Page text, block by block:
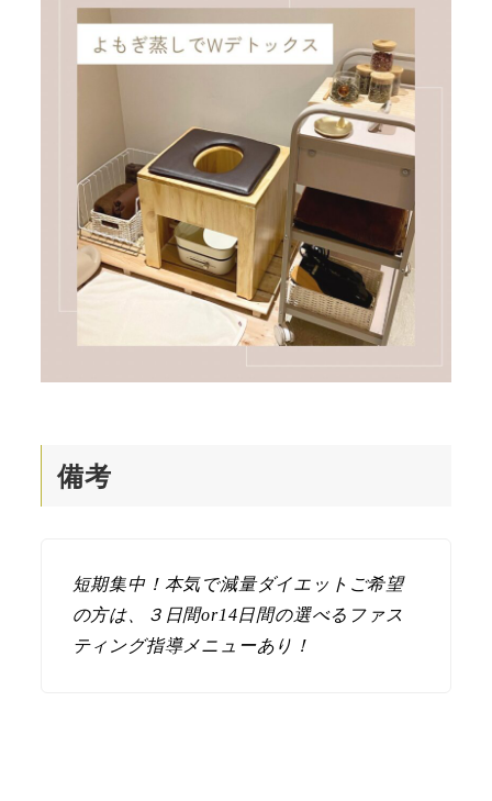
備考
短期集中！本気で減量ダイエットご希望
の方は、３日間or14日間の選べるファス
ティング指導メニューあり！